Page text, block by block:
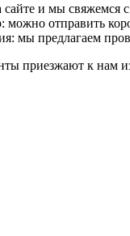
и мы свяжемся
можно отправить
мы предлагаем
приезжают к нам